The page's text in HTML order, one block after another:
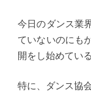
今日のダンス業
ていないのにも
開をし始めている
特に、ダンス協